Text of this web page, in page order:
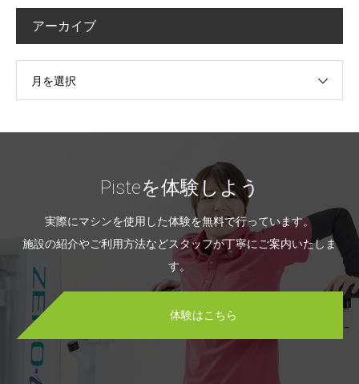
アーカイブ
月を選択
Pisteを体験しよう
実際にマシンを使用した体験を無料で行っています。
施設の紹介やご利用方法などスタッフが丁寧にご案内いたしま
す。
体験はこちら